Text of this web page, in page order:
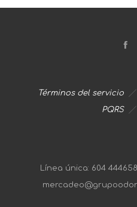
Términos del servicio
PQRS
Línea única: 604